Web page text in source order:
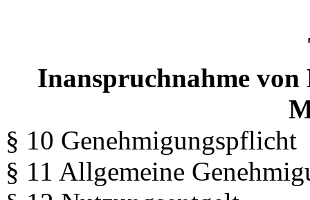
Inanspruchnahme
§ 10 Genehmigungspflicht
§ 11 Allgemeine